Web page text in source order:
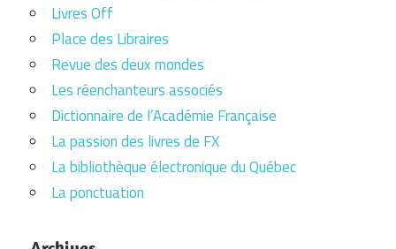
Livres Off
Place des Libraires
Revue des deux mondes
Les réenchanteurs associés
Dictionnaire de l’Académie Française
La passion des livres de FX
La bibliothèque électronique du Québec
La ponctuation